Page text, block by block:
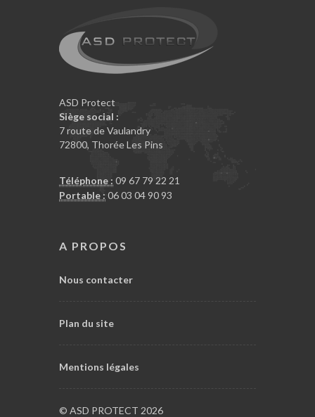
ASD Protect
Siège social :
7 route de Vaulandry
72800, Thorée Les Pins
Téléphone : 09 67 79 22 21
Portable : 06 03 04 90 93
A PROPOS
Nous contacter
Plan du site
Mentions légales
© ASD PROTECT 2026